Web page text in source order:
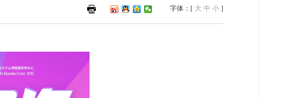
字体：[ 大 中 小 ]